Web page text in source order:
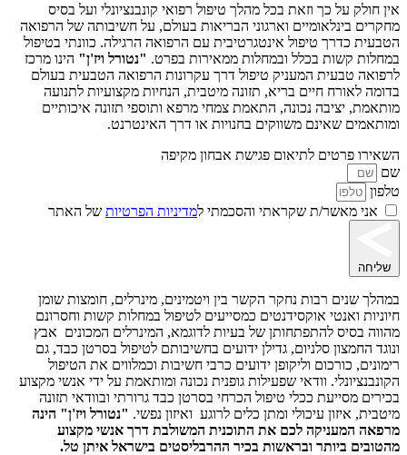
אין חולק על כך וזאת בכל מהלך טיפול רפואי קונבנציונלי ועל בסיס
מחקרים בינלאומיים וארגוני הבריאות בעולם, על חשיבותה של הרפואה
הטבעית כדרך טיפול אינטגרטיבית עם הרפואה הרגילה. כוונתי בטיפול
במחלות קשות בכלל ובמחלות ממאירות בפרט. "נטורל ויז'ן" הינו מרכז
לרפואה טבעית המעניק טיפול דרך עקרונות הרפואה הטבעית בעולם
בדומה לאורח חיים בריא, תזונה מיטבית, הנחיות מקצועיות לתנועה
מותאמת, יציבה נכונה, התאמת צמחי מרפא ותוספי תזונה איכותיים
ומותאמים שאינם משווקים בחנויות או דרך האינטרנט.
השאירו פרטים לתיאום פגישת אבחון מקיפה
שם
טלפון
אני מאשר/ת שקראתי והסכמתי למדיניות הפרטיות של האתר
שליחה
במהלך שנים רבות נחקר הקשר בין ויטמינים, מינרלים, חומצות שומן
חיוניות ואנטי אוקסידנטים כמסייעים לטיפול במחלות קשות וחסרונם
מהווה בסיס להתפתחותן של בעיות לדוגמא, המינרלים המכונים אבץ
ונוגד החמצון סלניום, גדילן ידועים בחשיבותם לטיפול בסרטן כבד, גם
רימונים, כורכום וליקופן ידועים כרבי חשיבות וכמלווים את הטיפול
הקונבנציונלי. וודאי שפעילות גופנית נכונה ומותאמת על ידי אנשי מקצוע
בכירים מסייעת ככלי טיפול הכרחי בסרטן כבד גרורתי ובוודאי תזונה
מיטבית, איזון עיכולי ומתן כלים לרוגע ואיזון נפשי. "נטורל ויז'ן" הינה
מרפאה המעניקה לכם את התוכנית המשולבת דרך אנשי מקצוע
מהטובים ביותר ובראשות בכיר ההרבליסטים בישראל איתן טל.